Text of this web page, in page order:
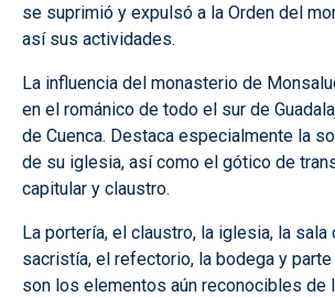
se suprimió y expulsó a la Orden del
así sus actividades.
La influencia del monasterio de
en el románico de todo el sur de
de Cuenca. Destaca especialmente la
de su iglesia, así como el gótico de
capitular y claustro.
La portería, el claustro, la iglesia, la sala
sacristía, el refectorio, la bodega y
son los elementos aún reconocibles de